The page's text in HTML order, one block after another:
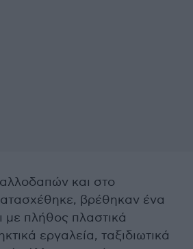
και στο
βρέθηκαν ένα
με πλήθος πλαστικά
εργαλεία, ταξιδιωτικά